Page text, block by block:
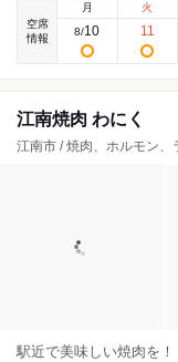
空席
情報
月
8/10
火
11
江南焼肉 わにく
江南市 / 焼肉、ホルモン、
駅近で美味しい焼肉を！